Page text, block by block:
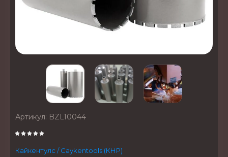
Артикул: BZL10044
Кайкентулс / Caykentools (КНР)